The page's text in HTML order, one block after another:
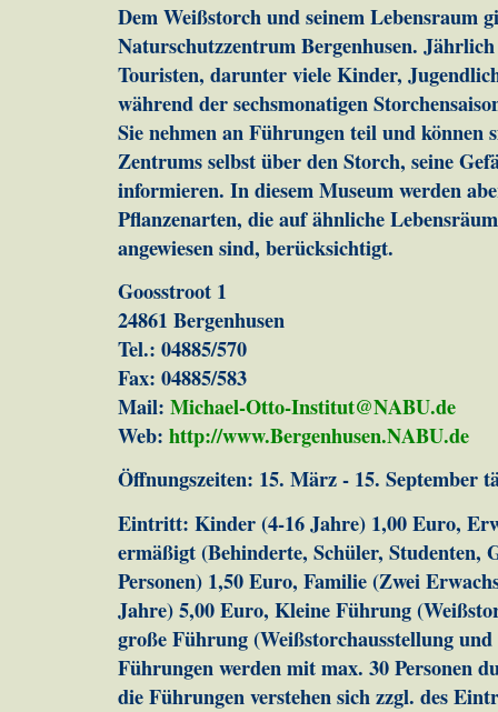
Dem Weißstorch und seinem Lebensraum
Naturschutzzentrum Bergenhusen. Jährlich
Touristen, darunter viele Kinder,
während der sechsmonatigen
Sie nehmen an Führungen teil und können
Zentrums selbst über den Storch, seine
informieren. In diesem Museum werden
Pflanzenarten, die auf ähnliche
angewiesen sind, berücksichtigt.
Goosstroot 1
24861 Bergenhusen
Tel.: 04885/570
Fax: 04885/583
Mail:Michael-Otto-Institut@NABU.de
Web:http://www.Bergenhusen.NABU.de
Öffnungszeiten: 15. März - 15. September
Eintritt: Kinder (4-16 Jahre) 1,00 Euro,
ermäßigt (Behinderte, Schüler, Studenten,
Personen) 1,50 Euro, Familie (Zwei
Jahre) 5,00 Euro, Kleine Führung
große Führung (Weißstorchausstellung
Führungen werden mit max. 30 Personen
die Führungen verstehen sich zzgl. des